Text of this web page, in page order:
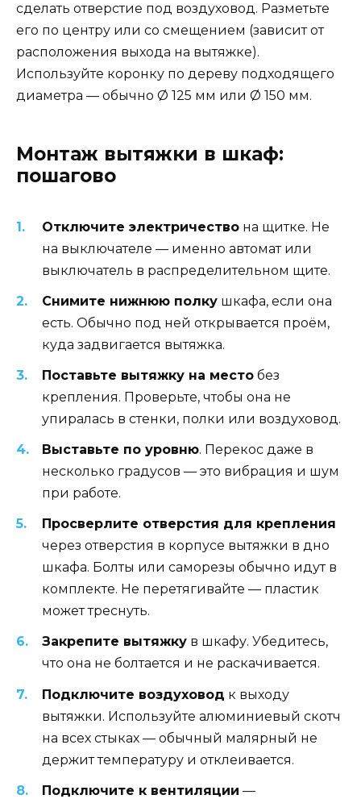
сделать отверстие под воздуховод. Разметьте
его по центру или со смещением (зависит от
расположения выхода на вытяжке).
Используйте коронку по дереву подходящего
диаметра — обычно Ø 125 мм или Ø 150 мм.
Монтаж вытяжки в шкаф:
пошагово
Отключите электричество на щитке. Не
на выключателе — именно автомат или
выключатель в распределительном щите.
Снимите нижнюю полку шкафа, если она
есть. Обычно под ней открывается проём,
куда задвигается вытяжка.
Поставьте вытяжку на место без
крепления. Проверьте, чтобы она не
упиралась в стенки, полки или воздуховод.
Выставьте по уровню. Перекос даже в
несколько градусов — это вибрация и шум
при работе.
Просверлите отверстия для крепления
через отверстия в корпусе вытяжки в дно
шкафа. Болты или саморезы обычно идут в
комплекте. Не перетягивайте — пластик
может треснуть.
Закрепите вытяжку в шкафу. Убедитесь,
что она не болтается и не раскачивается.
Подключите воздуховод к выходу
вытяжки. Используйте алюминиевый скотч
на всех стыках — обычный малярный не
держит температуру и отклеивается.
Подключите к вентиляции —